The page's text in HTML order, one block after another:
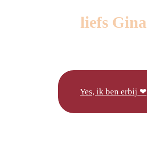
liefs Gina
Yes, ik ben erbij ❤